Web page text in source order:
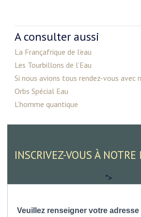
A consulter aussi
La Françafrique de l’eau
Les Tourbillons de l’Eau
Si nous avions tous rendez-vous avec
Orbs Spécial Eau
L’homme quantique
INSCRIVEZ-VOUS À
">
Veuillez renseigner votre